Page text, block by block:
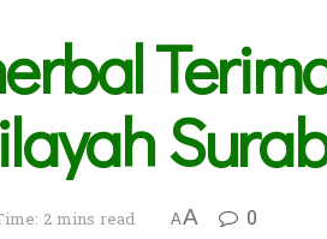
2 mins read AA 0